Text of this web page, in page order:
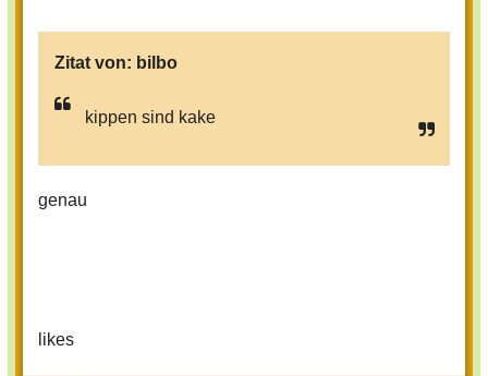
Zitat von: bilbo
kippen sind kake
genau
likes